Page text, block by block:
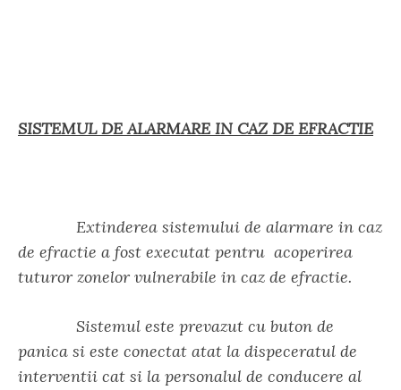
SISTEMUL DE ALARMARE IN CAZ DE EFRACTIE
Extinderea sistemului de alarmare in caz
de efractie a fost executat pentru acoperirea
tuturor zonelor vulnerabile in caz de efractie.
Sistemul este prevazut cu buton de
panica si este conectat atat la dispeceratul de
interventii cat si la personalul de conducere al